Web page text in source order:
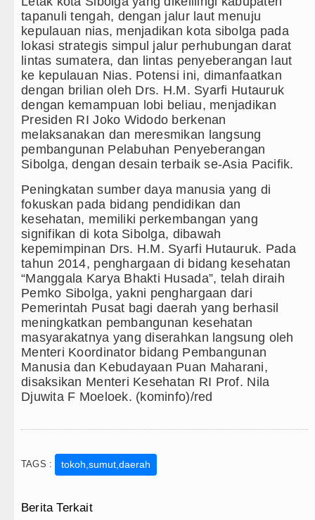
tapanuli tengah, dengan jalur laut menuju
kepulauan nias, menjadikan kota sibolga pada
lokasi strategis simpul jalur perhubungan darat
lintas sumatera, dan lintas penyeberangan laut
ke kepulauan Nias. Potensi ini, dimanfaatkan
dengan brilian oleh Drs. H.M. Syarfi Hutauruk
dengan kemampuan lobi beliau, menjadikan
Presiden RI Joko Widodo berkenan
melaksanakan dan meresmikan langsung
pembangunan Pelabuhan Penyeberangan
Sibolga, dengan desain terbaik se-Asia Pacifik.
Peningkatan sumber daya manusia yang di
fokuskan pada bidang pendidikan dan
kesehatan, memiliki perkembangan yang
signifikan di kota Sibolga, dibawah
kepemimpinan Drs. H.M. Syarfi Hutauruk. Pada
tahun 2014, penghargaan di bidang kesehatan
“Manggala Karya Bhakti Husada”, telah diraih
Pemko Sibolga, yakni penghargaan dari
Pemerintah Pusat bagi daerah yang berhasil
meningkatkan pembangunan kesehatan
masyarakatnya yang diserahkan langsung oleh
Menteri Koordinator bidang Pembangunan
Manusia dan Kebudayaan Puan Maharani,
disaksikan Menteri Kesehatan RI Prof. Nila
Djuwita F Moeloek. (kominfo)/red
TAGS : tokoh,sumut,daerah
Berita Terkait